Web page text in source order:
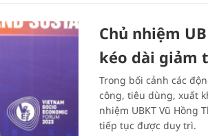
Chủ nhiệm
kéo dài giảm
Trong bối cảnh các
công, tiêu dùng, xuất
nhiệm UBKT Vũ Hồng
tiếp tục được duy trì.